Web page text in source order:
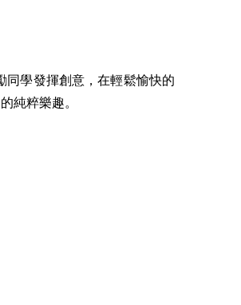
學發揮創意，在輕鬆愉快的
純粹樂趣。